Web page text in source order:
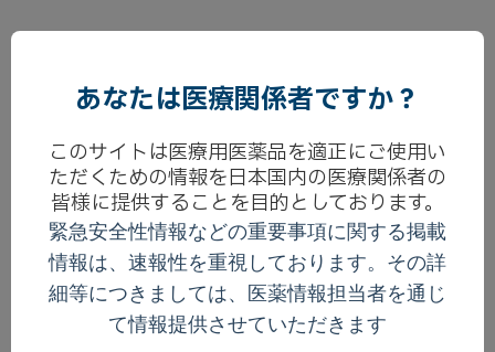
あなたは医療関係者ですか？
このサイトは医療用医薬品を適正にご使用い
ただくための情報を日本国内の医療関係者の
皆様に提供することを目的としております。
緊急安全性情報などの重要事項に関する掲載
情報は、速報性を重視しております。その詳
細等につきましては、医薬情報担当者を通じ
て情報提供させていただきます